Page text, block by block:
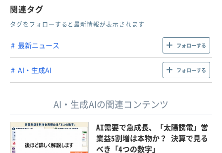
関連タグ
タグをフォローすると最新情報が表示されます
最新ニュース フォローする
AI・生成AI フォローする
AI・生成AIの関連コンテンツ
AI需要で急成長、「太陽誘電」営
業益5割増は本物か？ 決算で見る
べき「4つの数字」